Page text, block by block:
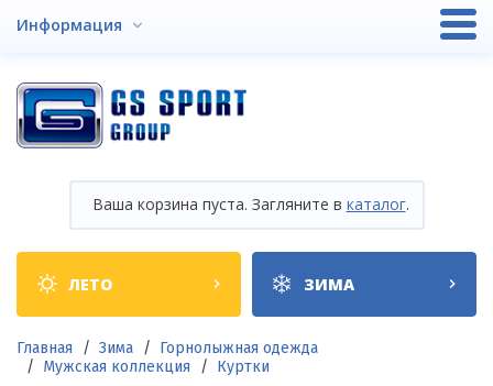
Информация
Ваша корзина пуста. Загляните в каталог.
Shop
categories
ЛЕТО ЗИМА
Строка
Главная Зима
Горнолыжная одежда
Мужская коллекция
Куртки